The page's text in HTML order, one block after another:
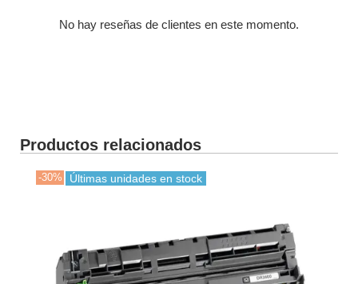
No hay reseñas de clientes en este momento.
Productos relacionados
-30% Últimas unidades en stock